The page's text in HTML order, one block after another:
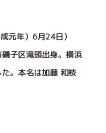
元年）6月24日）
子区滝頭出身。横浜
。本名は加藤 和枝